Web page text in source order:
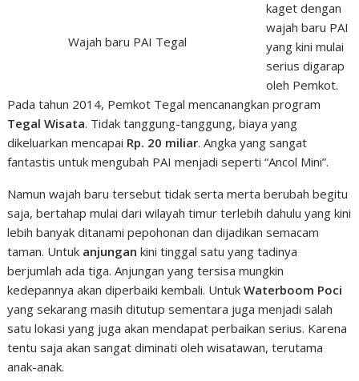
Wajah baru PAI Tegal
kaget dengan
wajah baru PAI
yang kini mulai
serius digarap
oleh Pemkot.
Pada tahun 2014, Pemkot Tegal mencanangkan program
Tegal Wisata. Tidak tanggung-tanggung, biaya yang
dikeluarkan mencapai Rp. 20 miliar. Angka yang sangat
fantastis untuk mengubah PAI menjadi seperti “Ancol Mini”.
Namun wajah baru tersebut tidak serta merta berubah begitu
saja, bertahap mulai dari wilayah timur terlebih dahulu yang kini
lebih banyak ditanami pepohonan dan dijadikan semacam
taman. Untuk anjungan kini tinggal satu yang tadinya
berjumlah ada tiga. Anjungan yang tersisa mungkin
kedepannya akan diperbaiki kembali. UntukWaterboom Poci
yang sekarang masih ditutup sementara juga menjadi salah
satu lokasi yang juga akan mendapat perbaikan serius. Karena
tentu saja akan sangat diminati oleh wisatawan, terutama
anak-anak.